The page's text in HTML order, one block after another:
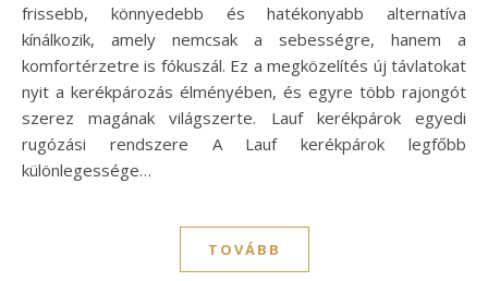
frissebb, könnyedebb és hatékonyabb alternatíva
kínálkozik, amely nemcsak a sebességre, hanem a
komfortérzetre is fókuszál. Ez a megközelítés új távlatokat
nyit a kerékpározás élményében, és egyre több rajongót
szerez magának világszerte. Lauf kerékpárok egyedi
rugózási rendszere A Lauf kerékpárok legfőbb
különlegessége…
TOVÁBB